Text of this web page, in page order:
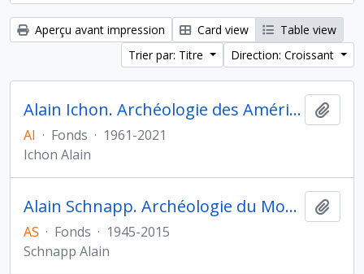
Aperçu avant impression Card view
Table view
Trier par: Titre
Direction: Croissant
Alain Ichon. Archéologie des Amériques
AI · Fonds · 1961-2021
Ichon Alain
Alain Schnapp. Archéologie du Monde grec archaïque et classique
AS · Fonds · 1945-2015
Schnapp Alain